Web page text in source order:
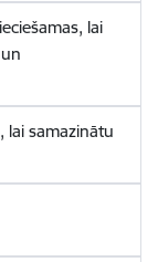
lai
lai samazinātu